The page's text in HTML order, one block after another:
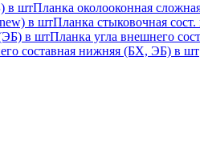
в штПланка околооконная
в штПланка стыковочная
в штПланка угла внешнего
составная нижняя (БХ, ЭБ) в шт